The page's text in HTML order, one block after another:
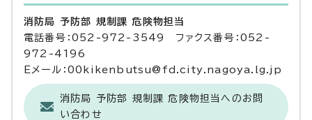
消防局 予防部 規制課 危険物担当
電話番号：052-972-3549 ファクス番号：052-
972-4196
Eメール：00kikenbutsu@fd.city.nagoya.lg.jp
消防局 予防部 規制課 危険物担当へのお問
い合わせ